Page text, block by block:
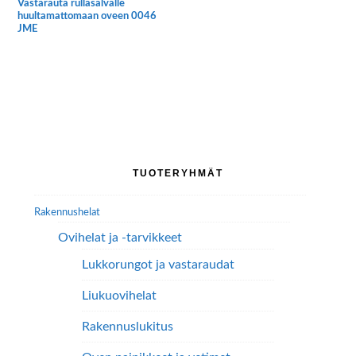
Vastarauta rullasalvalle
huultamattomaan oveen 0046
JME
TUOTERYHMÄT
Rakennushelat
Ovihelat ja -tarvikkeet
Lukkorungot ja vastaraudat
Liukuovihelat
Rakennuslukitus